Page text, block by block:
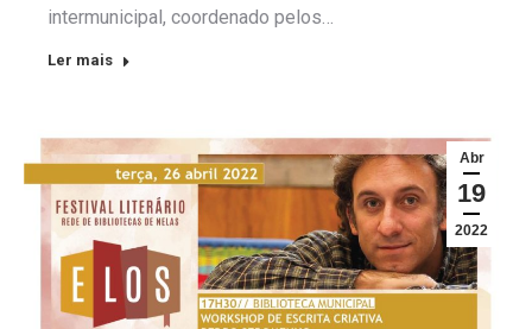
intermunicipal, coordenado pelos…
Ler mais
Abr
19
2022